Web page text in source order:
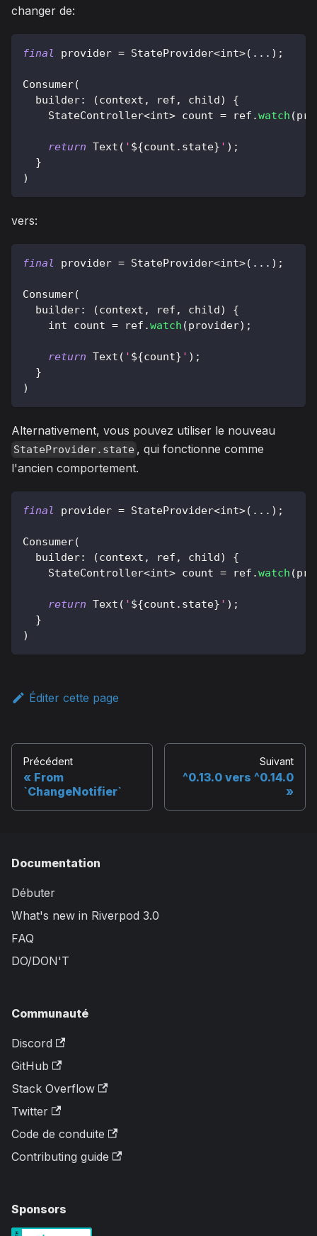
changer de:
final provider = StateProvider<int>( . . . ) ;
Consumer(
  builder
: (context , ref , child)
{
StateController<int> count = ref .watch (
return Text ( ' ${count . state} ' ) ;
}
)
vers:
final provider = StateProvider<int>( . . . ) ;
Consumer(
  builder
: (context , ref , child)
{
    int count
= ref .watch (provider) ;
return Text ( ' ${count} ' ) ;
}
)
Alternativement, vous pouvez utiliser le nouveau
StateProvider.state , qui fonctionne comme
l'ancien comportement.
final provider = StateProvider<int>( . . . ) ;
Consumer(
  builder
: (context , ref , child)
{
StateController<int> count = ref .watch (
return Text ( ' ${count . state} ' ) ;
}
)
Éditer cette page
Précédent
From
`ChangeNotifier`
Suivant
^0.13.0 vers ^0.14.0
Documentation
Débuter
What's new in Riverpod 3.0
FAQ
DO/DON'T
Communauté
Discord
GitHub
Stack Overflow
Twitter
Code de conduite
Contributing guide
Sponsors